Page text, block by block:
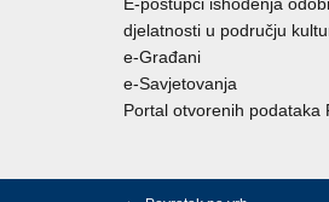
djelatnosti u području
e-Građani
e-Savjetovanja
Portal otvorenih podataka